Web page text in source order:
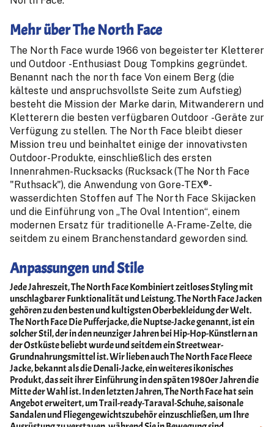
Mehr über The North Face
The North Face wurde 1966 von begeisterter Kletterer
und Outdoor -Enthusiast Doug Tompkins gegründet.
Benannt nach the north face Von einem Berg (die
kälteste und anspruchsvollste Seite zum Aufstieg)
besteht die Mission der Marke darin, Mitwanderern und
Kletterern die besten verfügbaren Outdoor -Geräte zur
Verfügung zu stellen. The North Face bleibt dieser
Mission treu und beinhaltet einige der innovativsten
Outdoor-Produkte, einschließlich des ersten
Innenrahmen-Rucksacks (Rucksack (The North Face
"Ruthsack"), die Anwendung von Gore-TEX®-
wasserdichten Stoffen auf The North Face Skijacken
und die Einführung von „The Oval Intention“, einem
modernen Ersatz für traditionelle A-Frame-Zelte, die
seitdem zu einem Branchenstandard geworden sind.
Anpassungen und Stile
Jede Jahreszeit, The North Face Kombiniert zeitloses Styling mit
unschlagbarer Funktionalität und Leistung. The North Face Jacken
gehören zu den besten und kultigsten Oberbekleidung der Welt.
The North Face Die Pufferjacke, die Nuptse-Jacke genannt, ist ein
solcher Stil, der in den neunziger Jahren bei Hip-Hop-Künstlern an
der Ostküste beliebt wurde und seitdem ein Streetwear-
Grundnahrungsmittel ist. Wir lieben auch The North Face Fleece
Jacke, bekannt als die Denali-Jacke, ein weiteres ikonisches
Produkt, das seit ihrer Einführung in den späten 1980er Jahren die
Mitte der Wahl ist. In den letzten Jahren, The North Face hat sein
Angebot erweitert, um Trail-ready-Taraval-Schuhe, saisonale
Sandalen und Fliegengewichtszubehör einzuschließen, um Ihre